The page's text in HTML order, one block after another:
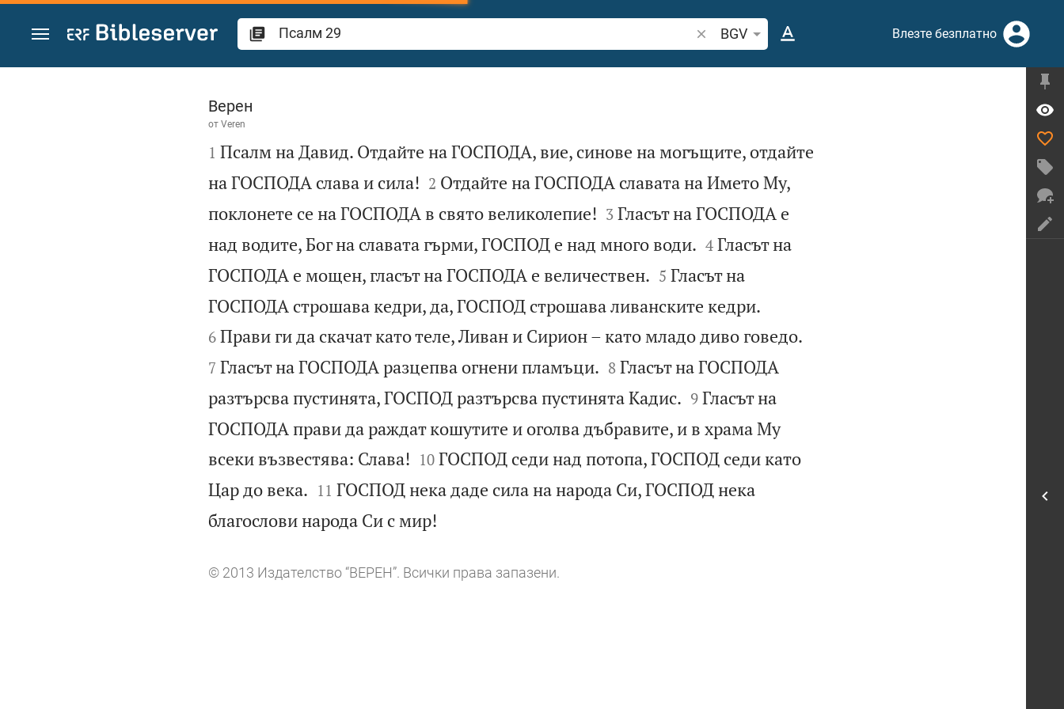
Преминете към съдържанието
Търсете стих или дума в Библията
BGV Влезте безплатно
Псалм 29
Верен
от Veren

1 Псалм на Давид. Отдайте на ГОСПОДА, вие, синове на могъщите, отдайте
на ГОСПОДА слава и сила!
2 Отдайте на ГОСПОДА славата на Името Му,
поклонете се на ГОСПОДА в свято великолепие!
3 Гласът на ГОСПОДА е
над водите, Бог на славата гърми, ГОСПОД е над много води.
4 Гласът на
ГОСПОДА е мощен, гласът на ГОСПОДА е величествен.
5 Гласът на
ГОСПОДА строшава кедри, да, ГОСПОД строшава ливанските кедри.
6 Прави ги да скачат като теле, Ливан и Сирион – като младо диво говедо.
7 Гласът на ГОСПОДА разцепва огнени пламъци.
8 Гласът на ГОСПОДА
разтърсва пустинята, ГОСПОД разтърсва пустинята Кадис.
9 Гласът на
ГОСПОДА прави да раждат кошутите и оголва дъбравите, и в храма Му
всеки възвестява: Слава!
10 ГОСПОД седи над потопа, ГОСПОД седи като
Цар до века.
11 ГОСПОД нека даде сила на народа Си, ГОСПОД нека
благослови народа Си с мир!
© 2013 Издателство “ВЕРЕН”. Всички права запазени.